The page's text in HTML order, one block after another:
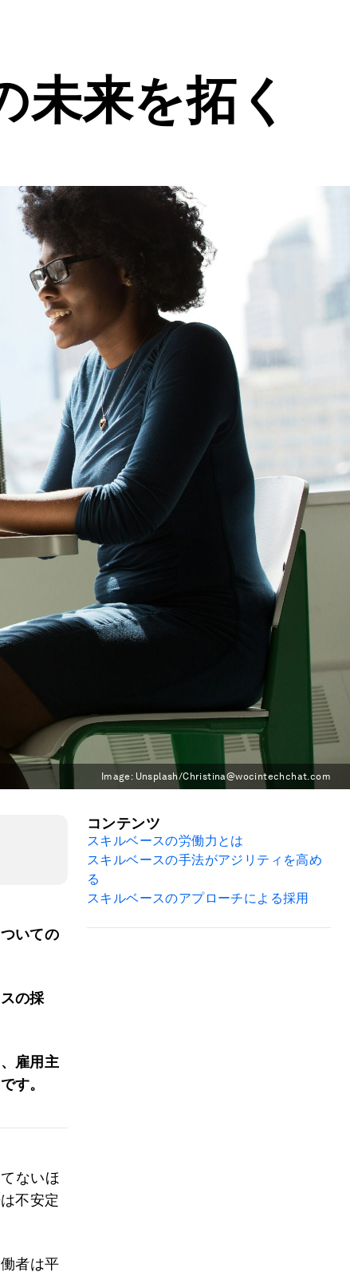
来を拓く
Image: Unsplash/Christina@wocintechchat.com
いての
の採
雇用主
す。
ないほ
不安定
者は平
コンテンツ
スキルベースの労働力とは
スキルベースの手法がアジリティを高め
る
スキルベースのアプローチによる採用